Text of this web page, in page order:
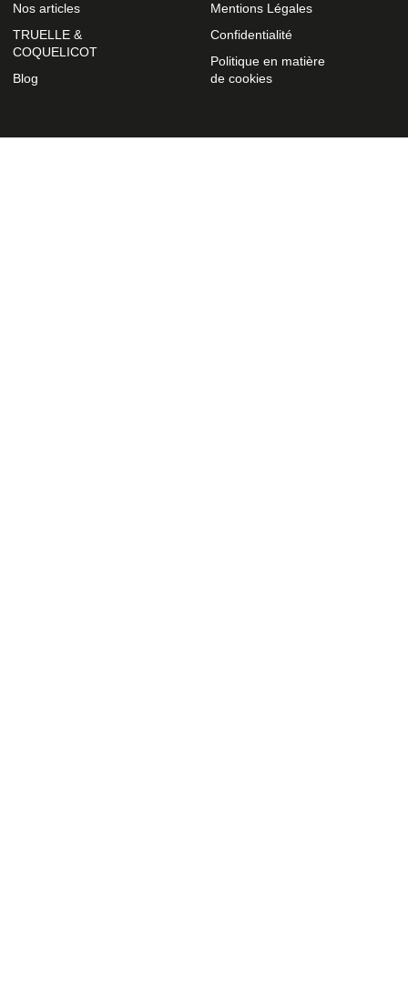
Nos articles
TRUELLE &
COQUELICOT
Blog
Mentions Légales
Confidentialité
Politique en matière
de cookies